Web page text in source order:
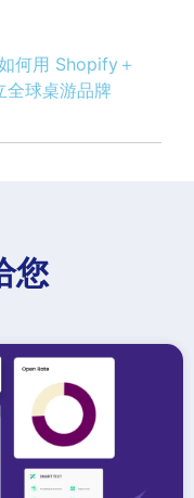
何用 Shopify＋
球桌游品牌
您